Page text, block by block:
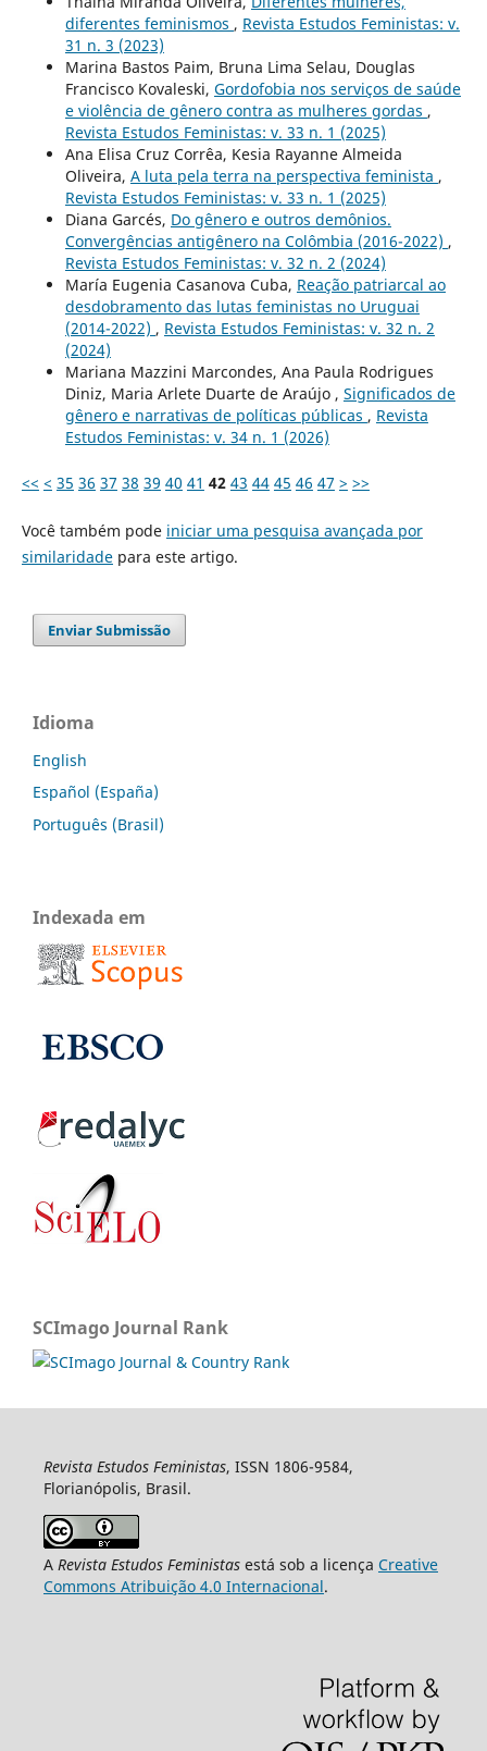
diferentes feminismos , Revista Estudos Feministas: v.
31 n. 3 (2023)
Marina Bastos Paim, Bruna Lima Selau, Douglas
Francisco Kovaleski, Gordofobia nos serviços de saúde
e violência de gênero contra as mulheres gordas ,
Revista Estudos Feministas: v. 33 n. 1 (2025)
Ana Elisa Cruz Corrêa, Kesia Rayanne Almeida
Oliveira, A luta pela terra na perspectiva feminista ,
Revista Estudos Feministas: v. 33 n. 1 (2025)
Diana Garcés, Do gênero e outros demônios.
Convergências antigênero na Colômbia (2016-2022) ,
Revista Estudos Feministas: v. 32 n. 2 (2024)
María Eugenia Casanova Cuba, Reação patriarcal ao
desdobramento das lutas feministas no Uruguai
(2014-2022) , Revista Estudos Feministas: v. 32 n. 2
(2024)
Mariana Mazzini Marcondes, Ana Paula Rodrigues
Diniz, Maria Arlete Duarte de Araújo , Significados de
gênero e narrativas de políticas públicas , Revista
Estudos Feministas: v. 34 n. 1 (2026)
<< < 35 36 37 38 39 40 41 42 43 44 45 46 47 > >>
Você também pode iniciar uma pesquisa avançada por
similaridadepara este artigo.
Enviar Submissão
Idioma
English
Español (España)
Português (Brasil)
Indexada em
SCImago Journal Rank
Revista Estudos Feministas, ISSN 1806-9584,
Florianópolis, Brasil.
A Revista Estudos Feministasestá sob a licença Creative
Commons Atribuição 4.0 Internacional.